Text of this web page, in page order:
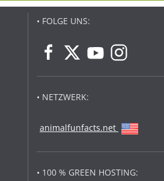
• FOLGE UNS:
• NETZWERK:
animalfunfacts.net
• 100 % GREEN HOSTING: